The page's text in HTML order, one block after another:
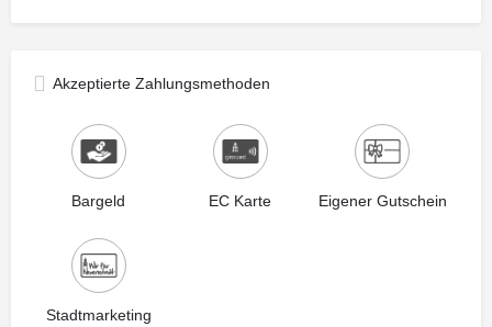
Akzeptierte Zahlungsmethoden
Bargeld EC Karte Eigener Gutschein
Stadtmarketing